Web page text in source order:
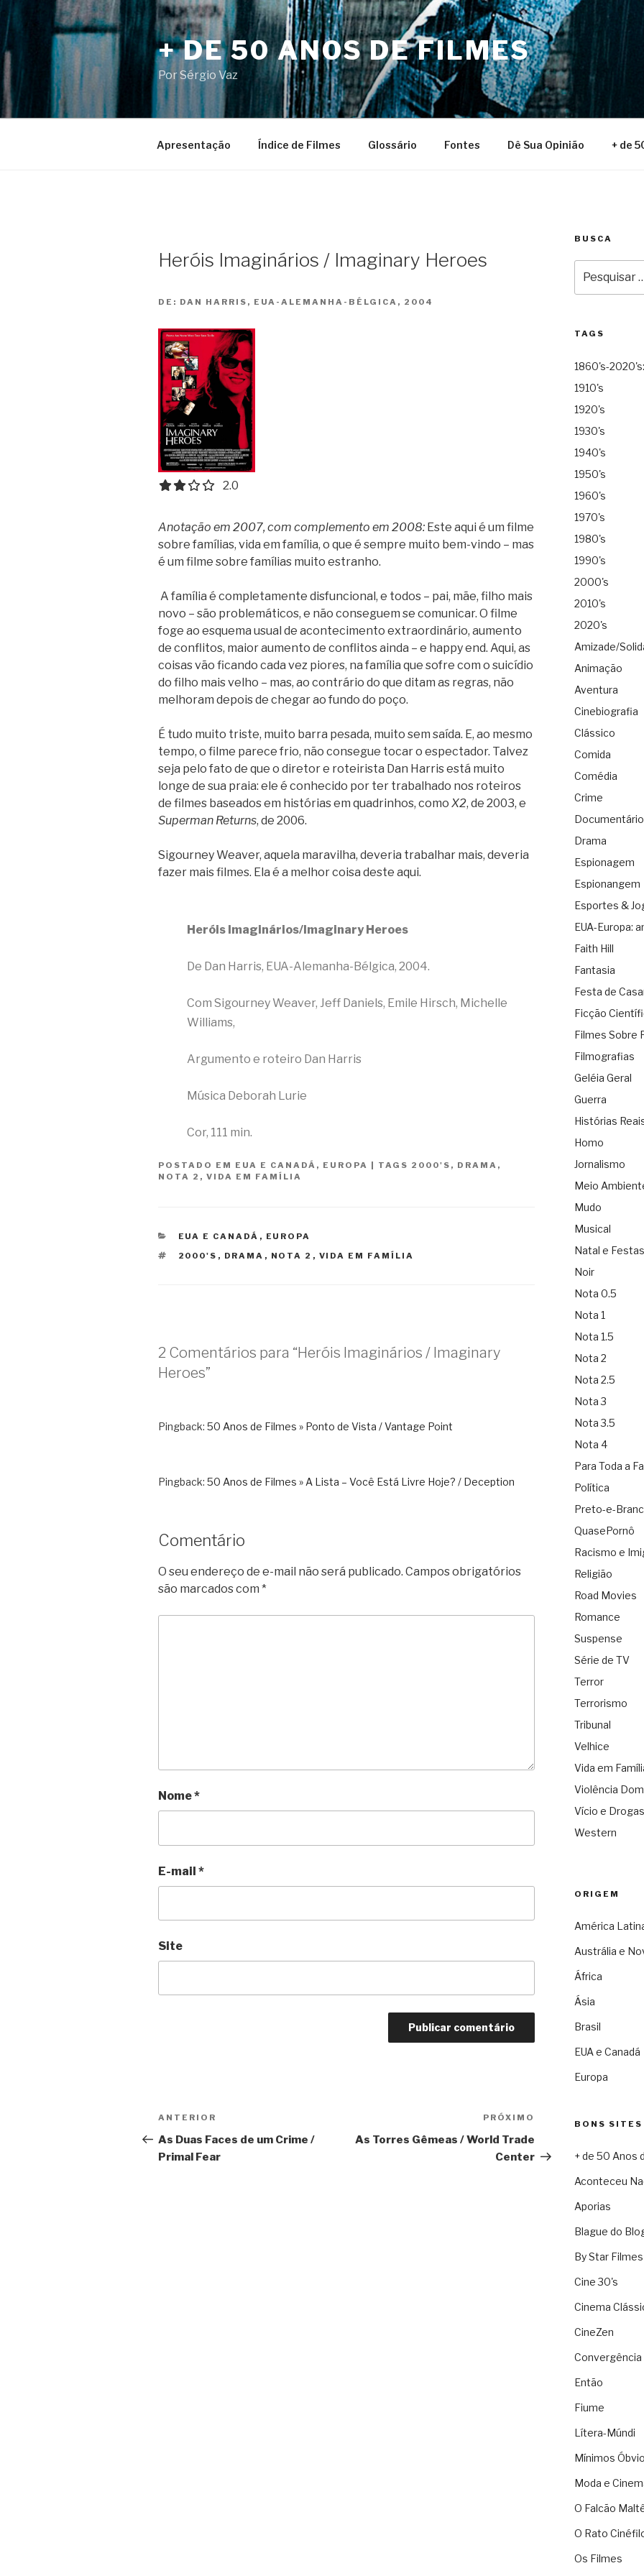
para
o
conteúdo
+ DE 50 ANOS DE FILMES
Por Sérgio Vaz
Apresentação Índice de Filmes Glossário Fontes Dê Sua Opinião + de
Heróis Imaginários / Imaginary Heroes
DE: DAN HARRIS, EUA-ALEMANHA-BÉLGICA, 2004
2.0 out of 5.0 stars
2.0
Anotação em 2007, com complemento em 2008: Este aqui é um filme
sobre famílias, vida em família, o que é sempre muito bem-vindo – mas
é um filme sobre famílias muito estranho.
A família é completamente disfuncional, e todos – pai, mãe, filho mais
novo – são problemáticos, e não conseguem se comunicar. O filme
foge ao esquema usual de acontecimento extraordinário, aumento
de conflitos, maior aumento de conflitos ainda – e happy end. Aqui, as
coisas vão ficando cada vez piores, na família que sofre com o suicídio
do filho mais velho – mas, ao contrário do que ditam as regras, não
melhoram depois de chegar ao fundo do poço.
É tudo muito triste, muito barra pesada, muito sem saída. E, ao mesmo
tempo, o filme parece frio, não consegue tocar o espectador. Talvez
seja pelo fato de que o diretor e roteirista Dan Harris está muito
longe de sua praia: ele é conhecido por ter trabalhado nos roteiros
de filmes baseados em histórias em quadrinhos, como X2, de 2003, e
Superman Returns, de 2006.
Sigourney Weaver, aquela maravilha, deveria trabalhar mais, deveria
fazer mais filmes. Ela é a melhor coisa deste aqui.
Heróis Imaginários/Imaginary Heroes
De Dan Harris, EUA-Alemanha-Bélgica, 2004.
Com Sigourney Weaver, Jeff Daniels, Emile Hirsch, Michelle
Williams,
Argumento e roteiro Dan Harris
Música Deborah Lurie
Cor, 111 min.
POSTADO EM EUA E CANADÁ , EUROPA | TAGS 2000'S , DRAMA ,
NOTA 2 , VIDA EM FAMÍLIA
CATEGORIAS
EUA E CANADÁ , EUROPA
TAGS
2000'S , DRAMA , NOTA 2 , VIDA EM FAMÍLIA
2 Comentários para “Heróis Imaginários / Imaginary
Heroes”
Pingback: 50 Anos de Filmes » Ponto de Vista / Vantage Point
Pingback: 50 Anos de Filmes » A Lista – Você Está Livre Hoje? / Deception
Comentário
O seu endereço de e-mail não será publicado. Campos obrigatórios
são marcados com *
Nome*
E-mail *
Site
Navegação
de
Post
Anterior
ANTERIOR
As Duas Faces de um Crime /
Primal Fear
Próximo
PRÓXIMO
As Torres Gêmeas / World Trade
Center
BUSCA
por:
TAGS
1860's-
1910's
1920's
1930's
1940's
1950's
1960's
1970's
1980's
1990's
2000's
2010's
2020's
Amizade/
Animação
Aventura
Cinebiografia
Clássico
Comida
Comédia
Crime
Documentário
Drama
Espionagem
Espionangem
Esportes &
EUA-Europa:
Faith Hill
Fantasia
Festa de
Ficção
Filmes Sobre
Filmografias
Geléia Geral
Guerra
Histórias
Homo
Jornalismo
Meio
Mudo
Musical
Natal e Festas
Noir
Nota 0.5
Nota 1
Nota 1.5
Nota 2
Nota 2.5
Nota 3
Nota 3.5
Nota 4
Para Toda a
Política
Preto-e-
QuasePornô
Racismo e
Religião
Road Movies
Romance
Suspense
Série de TV
Terror
Terrorismo
Tribunal
Velhice
Vida em
Violência
Vício e Drogas
Western
ORIGEM
América
Austrália e
África
Ásia
Brasil
EUA e Canadá
Europa
BONS SITES
+ de 50 Anos
Aconteceu
Aporias
Blague do
By Star Filmes
Cine 30's
Cinema
CineZen
Convergência
Então
Fiume
Lítera-Múndi
Mínimos
Moda e
O Falcão
O Rato
Os Filmes